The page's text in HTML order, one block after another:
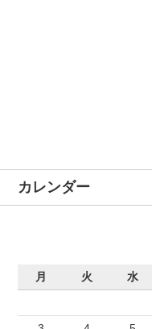
カレンダー
月 火 水